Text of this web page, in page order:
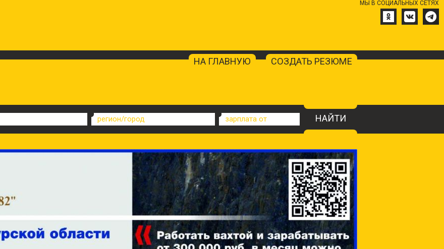
СОЗДАТЬ РЕЗЮМЕ
НА ГЛАВНУЮ
МЫ В СОЦИАЛЬНЫХ СЕТЯХ
регион/город зарплата от НАЙТИ